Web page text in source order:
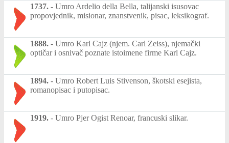
1737. - Umro Ardelio della Bella, talijanski isusovac
propovjednik, misionar, znanstvenik, pisac, leksikograf.
1888. - Umro Karl Cajz (njem. Carl Zeiss), njemački
optičar i osnivač poznate istoimene firme Karl Cajz.
1894. - Umro Robert Luis Stivenson, škotski esejista,
romanopisac i putopisac.
1919. - Umro Pjer Ogist Renoar, francuski slikar.